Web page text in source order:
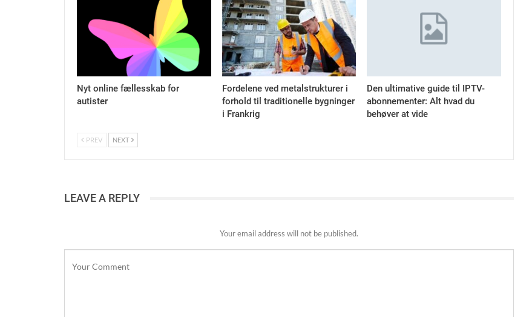
Nyt online fællesskab for
autister
Fordelene ved metalstrukturer i
forhold til traditionelle bygninger
i Frankrig
Den ultimative guide til IPTV-
abonnementer: Alt hvad du
behøver at vide
PREV NEXT
LEAVE A REPLY
Your email address will not be published.